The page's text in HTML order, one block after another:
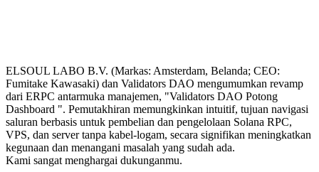
ELSOUL LABO B.V. (Markas: Amsterdam, Belanda; CEO:
Fumitake Kawasaki) dan Validators DAO mengumumkan revamp
dari ERPC antarmuka manajemen, "Validators DAO Potong
Dashboard ". Pemutakhiran memungkinkan intuitif, tujuan navigasi
saluran berbasis untuk pembelian dan pengelolaan Solana RPC,
VPS, dan server tanpa kabel-logam, secara signifikan meningkatkan
kegunaan dan menangani masalah yang sudah ada.
Kami sangat menghargai dukunganmu.